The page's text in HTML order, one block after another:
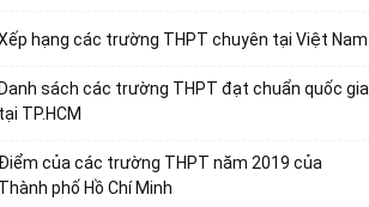
hạng các trường THPT chuyên tại Việt Nam
Danh sách các trường THPT đạt chuẩn quốc gia
tại TP.HCM
Điểm của các trường THPT năm 2019 của
Thành phố Hồ Chí Minh